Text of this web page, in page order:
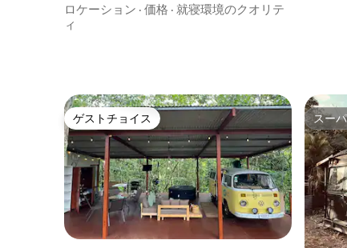
ロケーション · 価格 · 就寝環境のクオリテ
ィ
ゲストチョイス
ゲストチョイス スー
スー